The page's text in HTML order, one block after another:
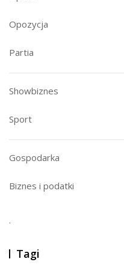
Opozycja
Partia
Showbiznes
Sport
Gospodarka
Biznes i podatki
.
Tagi